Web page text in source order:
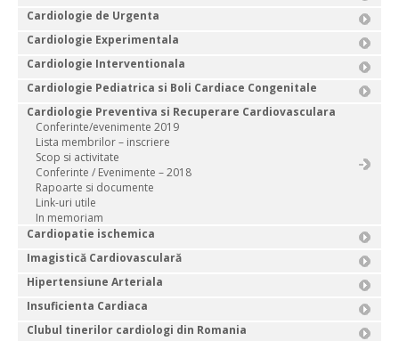
Cardiologie de Urgenta
Cardiologie Experimentala
Cardiologie Interventionala
Cardiologie Pediatrica si Boli Cardiace Congenitale
Cardiologie Preventiva si Recuperare Cardiovasculara
Conferinte/evenimente 2019
Lista membrilor – inscriere
Scop si activitate
Conferinte / Evenimente – 2018
Rapoarte si documente
Link-uri utile
In memoriam
Cardiopatie ischemica
Imagistică Cardiovasculară
Hipertensiune Arteriala
Insuficienta Cardiaca
Clubul tinerilor cardiologi din Romania